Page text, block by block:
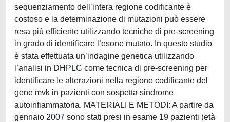
sequenziamento dell’intera regione codificante è
costoso e la determinazione di mutazioni può essere
resa più efficiente utilizzando tecniche di pre-screening
in grado di identificare l’esone mutato. In questo studio
è stata effettuata un’indagine genetica utilizzando
l’analisi in DHPLC come tecnica di pre-screening per
identificare le alterazioni nella regione codificante del
gene mvk in pazienti con sospetta sindrome
autoinfiammatoria. MATERIALI E METODI: A partire da
gennaio 2007 sono stati presi in esame 19 pazienti (età